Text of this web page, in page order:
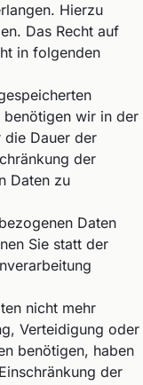
Hierzu
Das Recht auf
in folgenden
benötigen wir in der
die Dauer der
der
Daten zu
Daten
Sie statt der
nicht mehr
Verteidigung oder
benötigen, haben
der